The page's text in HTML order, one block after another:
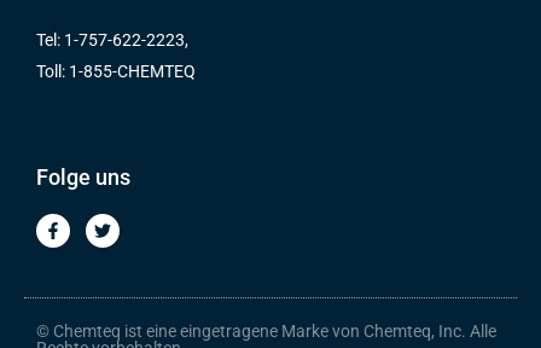
Tel: 1-757-622-2223,
Toll: 1-855-CHEMTEQ
Folge uns
F
a
o
k
T
w
r
© Chemteq ist eine eingetragene Marke von Chemteq, Inc. Alle